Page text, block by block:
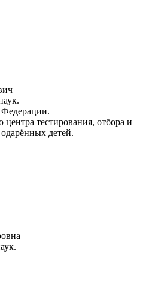
Федерации.
центра тестирования, отбора и
детей.